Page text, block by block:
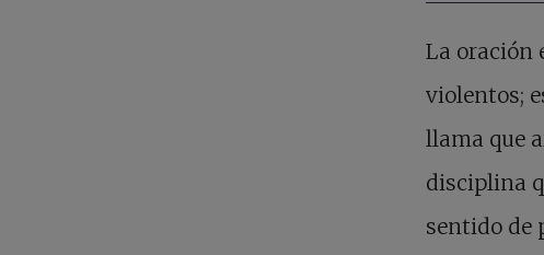
La oración
violentos;
llama que
disciplina
sentido de